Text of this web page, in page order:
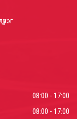
08:00 - 17:00
08:00 - 17:00